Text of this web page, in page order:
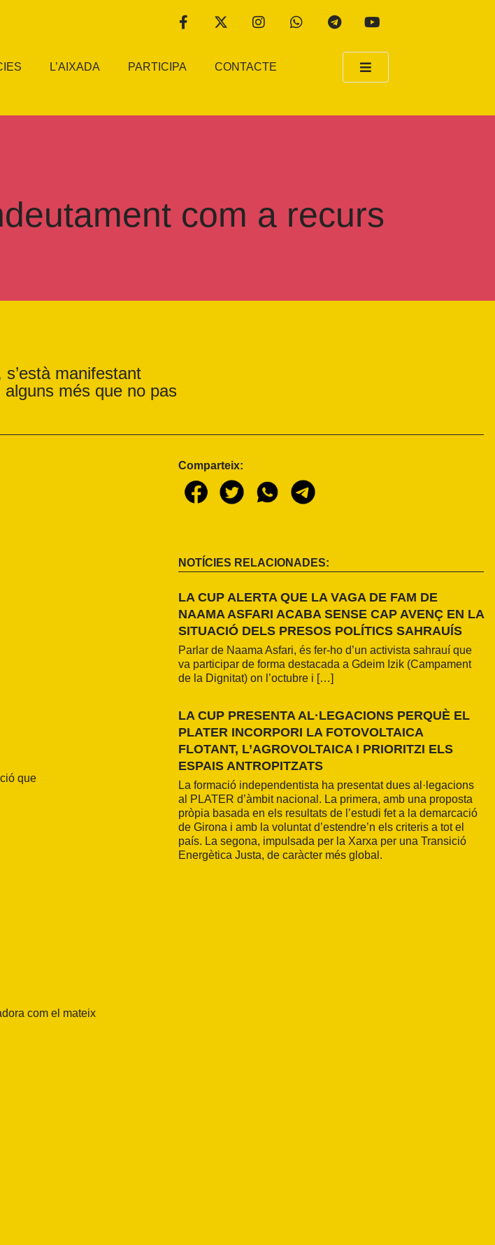
L’AIXADA PARTICIPA CONTACTE
com a recurs
manifestant
més que no pas
que
com el mateix
Comparteix:
NOTÍCIES RELACIONADES:
LA CUP ALERTA QUE LA VAGA DE FAM DE
NAAMA ASFARI ACABA SENSE CAP AVENÇ EN LA
SITUACIÓ DELS PRESOS POLÍTICS SAHRAUÍS
Parlar de Naama Asfari, és fer-ho d’un activista sahrauí que
va participar de forma destacada a Gdeim Izik (Campament
de la Dignitat) on l’octubre i […]
LA CUP PRESENTA AL·LEGACIONS PERQUÈ EL
PLATER INCORPORI LA FOTOVOLTAICA
FLOTANT, L’AGROVOLTAICA I PRIORITZI ELS
ESPAIS ANTROPITZATS
La formació independentista ha presentat dues al·legacions
al PLATER d’àmbit nacional. La primera, amb una proposta
pròpia basada en els resultats de l’estudi fet a la demarcació
de Girona i amb la voluntat d’estendre’n els criteris a tot el
país. La segona, impulsada per la Xarxa per una Transició
Energètica Justa, de caràcter més global.